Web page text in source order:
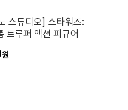
스튜디오] 스타워즈:
트루퍼 액션 피규어